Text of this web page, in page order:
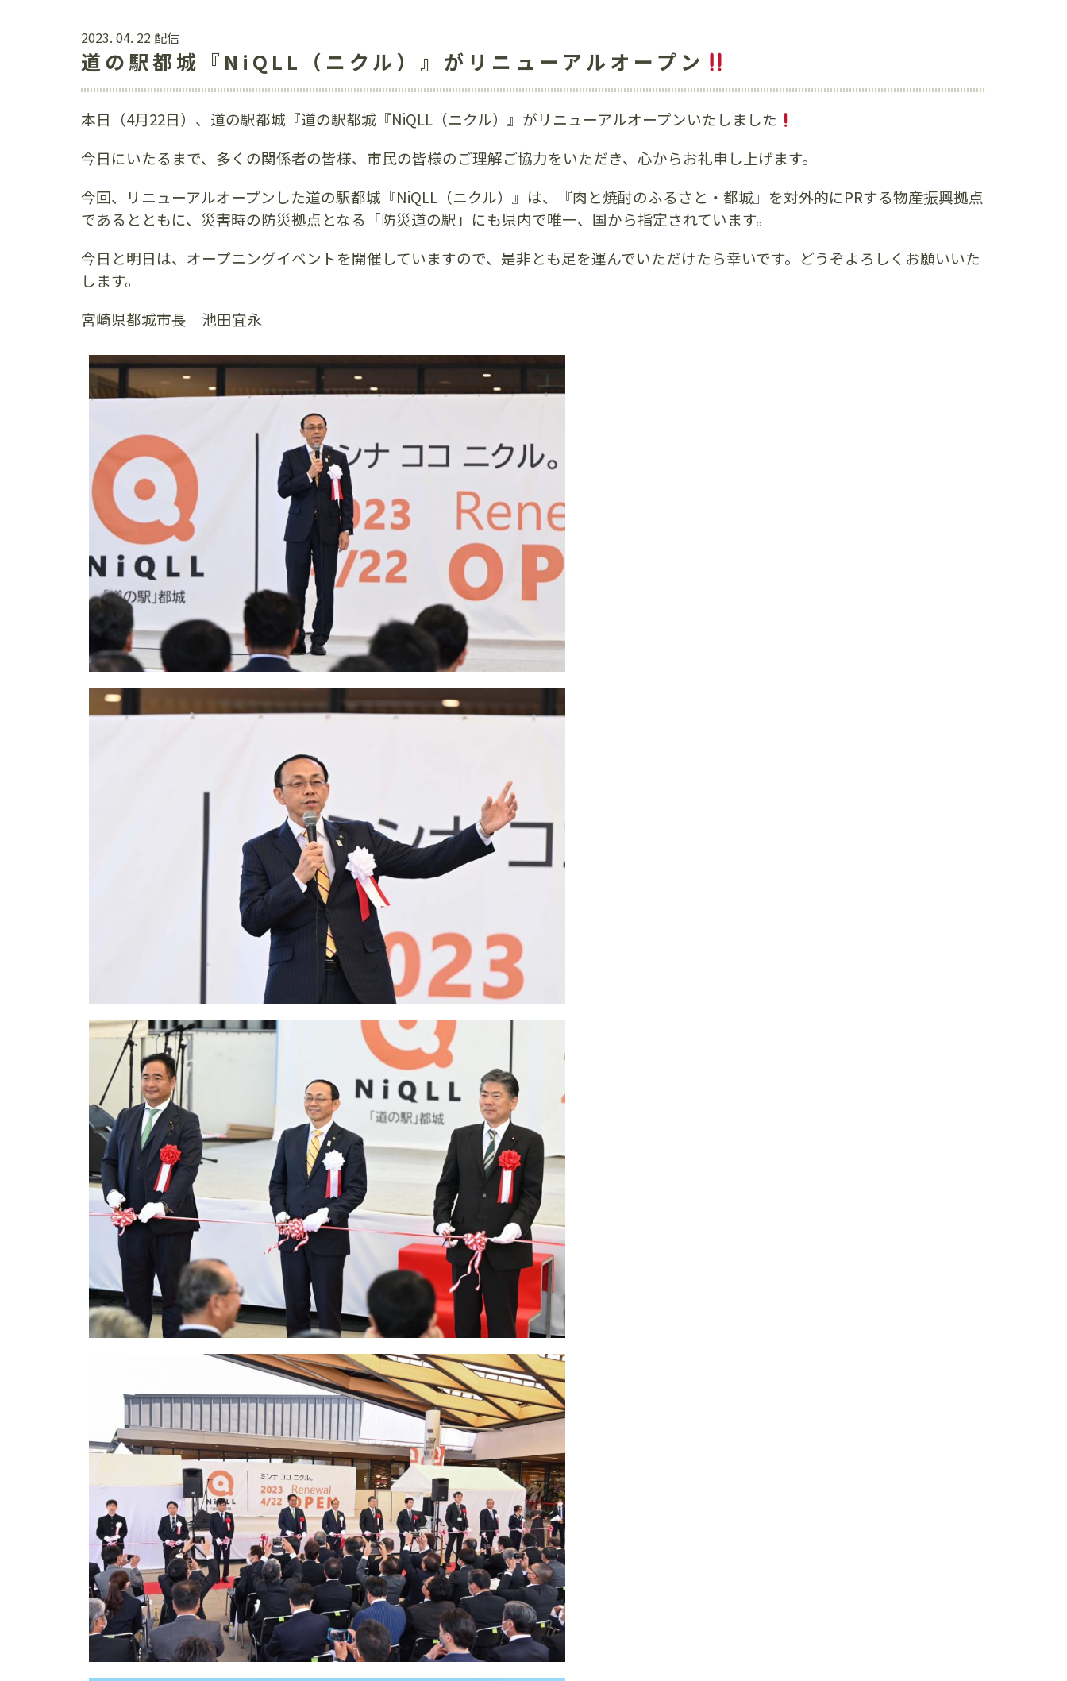
2023. 04. 22 配信
道の駅都城『NiQLL（ニクル）』がリニューアルオープン
本日（4月22日）、道の駅都城『道の駅都城『NiQLL（ニクル）』がリニューアルオープンいたしました
今日にいたるまで、多くの関係者の皆様、市民の皆様のご理解ご協力をいただき、心からお礼申し上げます。
今回、リニューアルオープンした道の駅都城『NiQLL（ニクル）』は、『肉と焼酎のふるさと・都城』を対外的にPRする物産振興拠点
であるとともに、災害時の防災拠点となる「防災道の駅」にも県内で唯一、国から指定されています。
今日と明日は、オープニングイベントを開催していますので、是非とも足を運んでいただけたら幸いです。どうぞよろしくお願いいた
します。
宮崎県都城市長 池田宜永